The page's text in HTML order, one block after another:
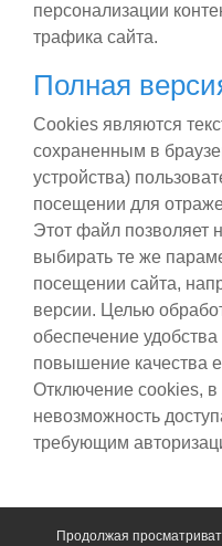
Продолжая
персонализации
трафика сайта.
Полная
Сookies являются
сохраненным в
устройства)
посещении для
Этот файл позволяет
выбирать те же
посещении сайта,
версии. Целью
обеспечение
повышение качества
Отключение cookies, в
невозможность
требующим